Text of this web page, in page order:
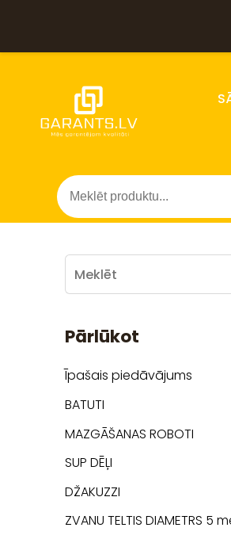
Pārlūkot
Īpašais piedāvājums
BATUTI
MAZGĀŠANAS ROBOTI
SUP DĒĻI
DŽAKUZZI
ZVANU TELTIS DIAMETRS 5